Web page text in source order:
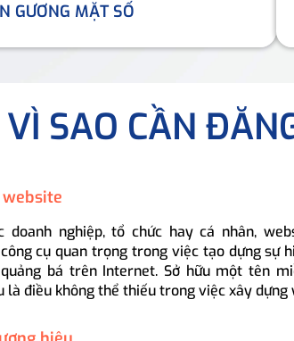
GƯƠNG MẶT SỐ
VÌ SAO CẦN
doanh nghiệp, tổ chức hay cá nhân,
cụ quan trọng trong việc tạo dựng sự
bá trên Internet. Sở hữu một tên
là điều không thể thiếu trong việc xây dựng